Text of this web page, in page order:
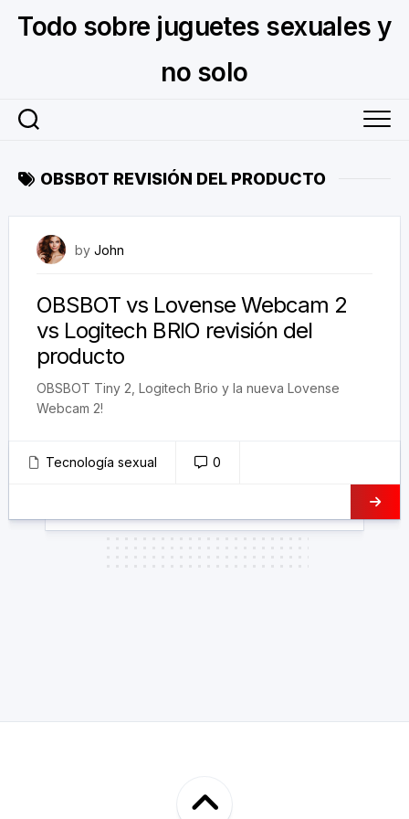
Todo sobre juguetes sexuales y
no solo
OBSBOT REVISIÓN DEL PRODUCTO
by John
OBSBOT vs Lovense Webcam 2
vs Logitech BRIO revisión del
producto
OBSBOT Tiny 2, Logitech Brio y la nueva Lovense
Webcam 2!
Tecnología sexual 0